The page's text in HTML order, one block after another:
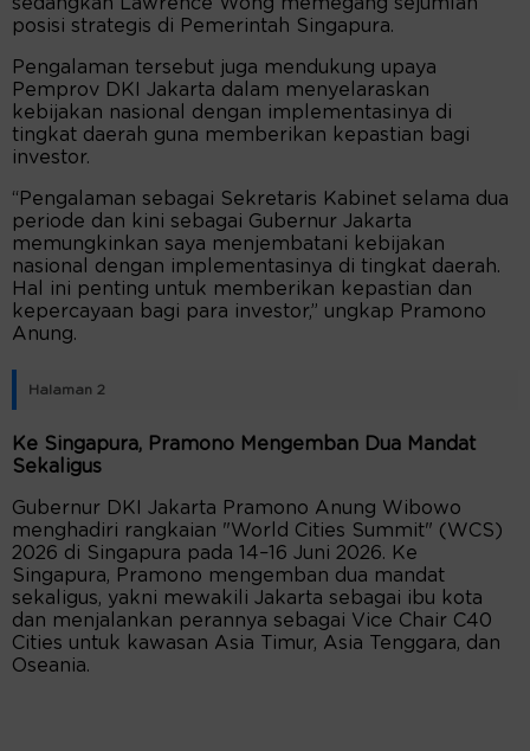
posisi strategis di Pemerintah Singapura.
Pengalaman tersebut juga mendukung upaya
Pemprov DKI Jakarta dalam menyelaraskan
kebijakan nasional dengan implementasinya di
tingkat daerah guna memberikan kepastian bagi
investor.
“Pengalaman sebagai Sekretaris Kabinet selama dua
periode dan kini sebagai Gubernur Jakarta
memungkinkan saya menjembatani kebijakan
nasional dengan implementasinya di tingkat daerah.
Hal ini penting untuk memberikan kepastian dan
kepercayaan bagi para investor,” ungkap Pramono
Anung.
Halaman 2
Ke Singapura, Pramono Mengemban Dua Mandat
Sekaligus
Gubernur DKI Jakarta Pramono Anung Wibowo
menghadiri rangkaian "World Cities Summit" (WCS)
2026 di Singapura pada 14–16 Juni 2026. Ke
Singapura, Pramono mengemban dua mandat
sekaligus, yakni mewakili Jakarta sebagai ibu kota
dan menjalankan perannya sebagai Vice Chair C40
Cities untuk kawasan Asia Timur, Asia Tenggara, dan
Oseania.